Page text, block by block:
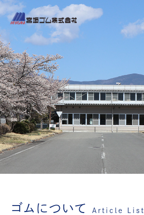
ゴムについて Article List